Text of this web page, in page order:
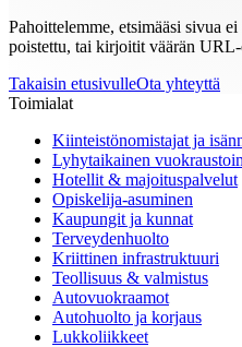
Pahoittelemme, etsimääsi sivua
poistettu, tai kirjoitit väärän URL-
Takaisin etusivulleOta yhteyttä
Toimialat
Kiinteistönomistajat ja
Lyhytaikainen
Hotellit & majoituspalvelut
Opiskelija-asuminen
Kaupungit ja kunnat
Terveydenhuolto
Kriittinen infrastruktuuri
Teollisuus & valmistus
Autovuokraamot
Autohuolto ja korjaus
Lukkoliikkeet